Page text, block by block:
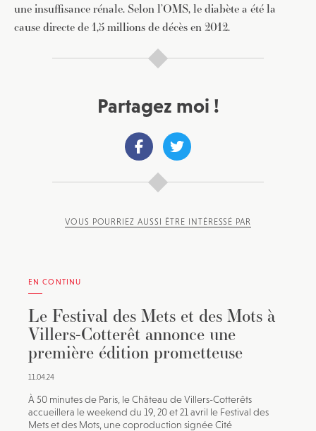
une insuffisance rénale. Selon l’OMS, le diabète a été la
cause directe de 1,5 millions de décès en 2012.
Partagez moi !
VOUS POURRIEZ AUSSI ÊTRE INTÉRESSÉ PAR
EN CONTINU
Le Festival des Mets et des Mots à
Villers-Cotterêt annonce une
première édition prometteuse
11.04.24
À 50 minutes de Paris, le Château de Villers-Cotterêts
accueillera le weekend du 19, 20 et 21 avril le Festival des
Mets et des Mots, une coproduction signée Cité